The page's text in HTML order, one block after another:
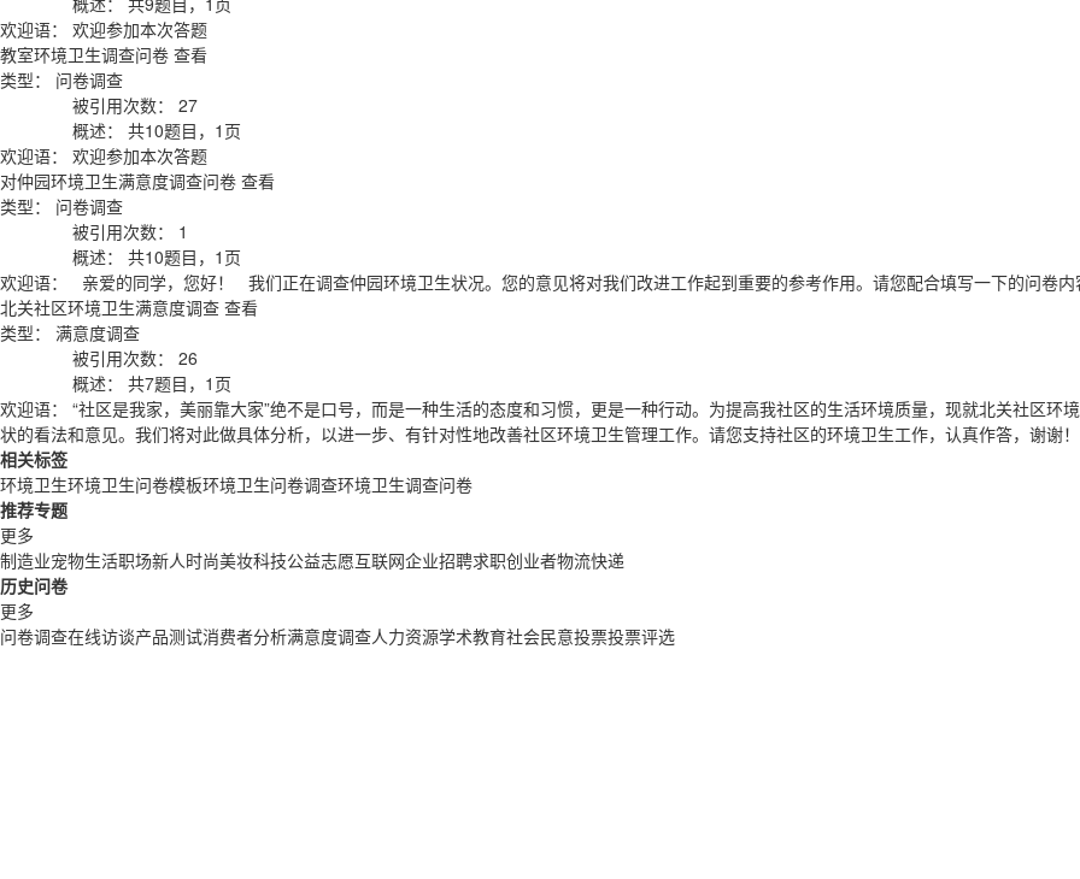
欢迎语：
欢迎参加本次答题
教室环境卫生调查问卷 查看
类型：
问卷调查
被引用次数：
27
概述：
共10题目，1页
欢迎语：
欢迎参加本次答题
对仲园环境卫生满意度调查问卷 查看
类型：
问卷调查
被引用次数：
1
概述：
共10题目，1页
欢迎语：
亲爱的同学，您好！ 我们正在调查仲园环境卫生状况。您的意见将对我们改进工作起到重要的参考作用。请您配合填写一下的问卷内
北关社区环境卫生满意度调查 查看
类型：
满意度调查
被引用次数：
26
概述：
共7题目，1页
欢迎语：
“社区是我家，美丽靠大家”绝不是口号，而是一种生活的态度和习惯，更是一种行动。为提高我社区的生活环境质量，现就北关社区
状的看法和意见。我们将对此做具体分析，以进一步、有针对性地改善社区环境卫生管理工作。请您支持社区的环境卫生工作，认真作答，谢谢！
相关标签
环境卫生环境卫生问卷模板环境卫生问卷调查环境卫生调查问卷
推荐专题
更多
制造业宠物生活职场新人时尚美妆科技公益志愿互联网企业招聘求职创业者物流快递
历史问卷
更多
问卷调查在线访谈产品测试消费者分析满意度调查人力资源学术教育社会民意投票投票评选